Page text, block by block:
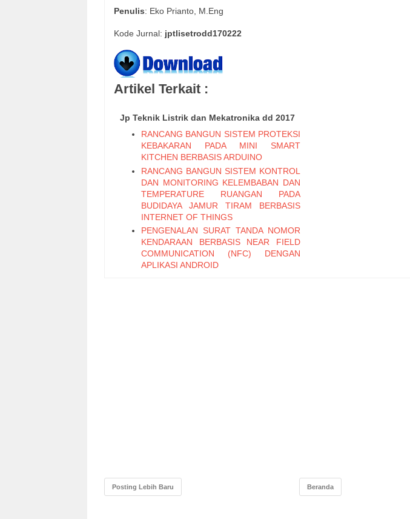
Penulis: Eko Prianto, M.Eng
Kode Jurnal: jptlisetrodd170222
Artikel Terkait :
Jp Teknik Listrik dan Mekatronika dd 2017
RANCANG BANGUN SISTEM PROTEKSI
KEBAKARAN PADA MINI SMART
KITCHEN BERBASIS ARDUINO
RANCANG BANGUN SISTEM KONTROL
DAN MONITORING KELEMBABAN DAN
TEMPERATURE RUANGAN PADA
BUDIDAYA JAMUR TIRAM BERBASIS
INTERNET OF THINGS
PENGENALAN SURAT TANDA NOMOR
KENDARAAN BERBASIS NEAR FIELD
COMMUNICATION (NFC) DENGAN
APLIKASI ANDROID
Learning di Sekolah Menengah Kejuruan
Analisa Perhitungan Titik Gangguan pada
Posting Lebih Baru Beranda